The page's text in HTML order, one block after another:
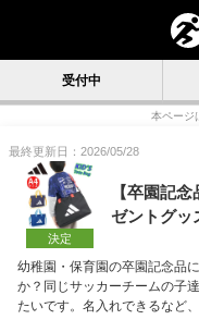
受付中
本ページ
最終更新日：2026/05/28
決定
【卒園記
ゼントグッ
幼稚園・保育園の卒園記念品
か？同じサッカーチームの子
たいです。名入れできるなど